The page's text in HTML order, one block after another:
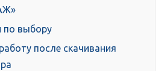
по выбору
после скачивания